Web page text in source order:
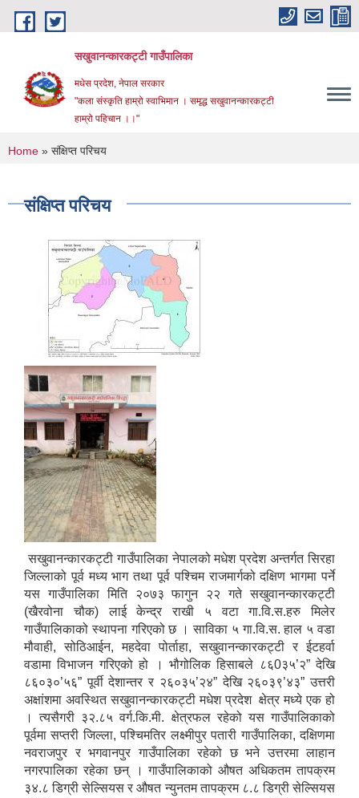
Skip to main content
सखुवानन्कारकट्टी गाउँपालिका
मधेस प्रदेश, नेपाल सरकार
"कला संस्कृति हाम्रो स्वाभिमान । समृद्ध सखुवानन्कारकट्टी
हाम्रो पहिचान ।।"
You are here
Home » संक्षिप्त परिचय
संक्षिप्त परिचय
सखुवानन्कारकट्टी गाउँपालिका नेपालको मधेश प्रदेश अन्तर्गत सिरहा
जिल्लाको पूर्व मध्य भाग तथा पूर्व पश्चिम राजमार्गको दक्षिण भागमा पर्ने
यस गाउँपालिका मिति २०७३ फागुन २२ गते सखुवानन्कारकट्टी
(खैरवोना चौक) लाई केन्द्र राखी ५ वटा गा.वि.स.हरु मिलेर
गाउँपालिकाको स्थापना गरिएको छ । साविका ५ गा.वि.स. हाल ५ वडा
मौवाही, सोठिआईन, महदेवा पोर्ताहा, सखुवानन्कारकट्टी र ईटहर्वा
वडामा विभाजन गरिएको हो । भौगोलिक हिसाबले ८६0३५’२” देखि
८६०३०’५६” पूर्वी देशान्तर र २६०३५’२४” देखि २६०३९’४३” उत्तरी
अक्षांशमा अवस्थित सखुवानन्कारकट्टी मधेश प्रदेश क्षेत्र मध्ये एक हो
। त्यसैगरी ३२.८५ वर्ग.कि.मी. क्षेत्रफल रहेको यस गाउँपालिकाको
पूर्वमा सप्तरी जिल्ला, पश्चिमतिर लक्ष्मीपुर पतारी गाउँपालिका, दक्षिणमा
नवराजपुर र भगवानपुर गाउँपालिका रहेको छ भने उत्तरमा लाहान
नगरपालिका रहेका छन् । गाउँपालिकाको औषत अधिकतम तापक्रम
३४.८ डिग्री सेल्सियस र औषत न्युनतम तापक्रम ८.८ डिग्री सेल्सियस